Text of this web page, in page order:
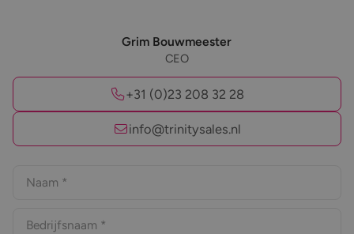
Grim Bouwmeester
CEO
+31 (0)23 208 32 28
info@trinitysales.nl